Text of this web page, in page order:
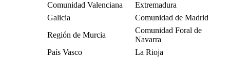
Comunidad Valenciana
Extremadura
Galicia
Comunidad de Madrid
Región de Murcia
Comunidad Foral de
Navarra
País Vasco
La Rioja